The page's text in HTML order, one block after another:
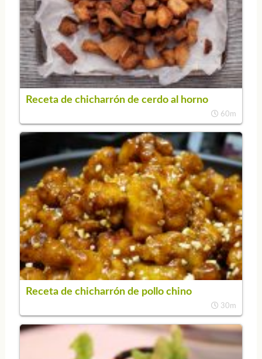
Receta de chicharrón de cerdo al horno
60m
Receta de chicharrón de pollo chino
30m